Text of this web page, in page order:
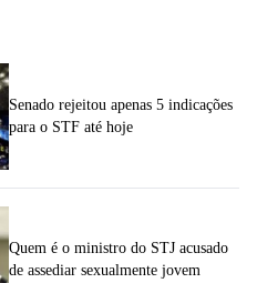
Senado rejeitou apenas 5 indicações
para o STF até hoje
Quem é o ministro do STJ acusado
de assediar sexualmente jovem